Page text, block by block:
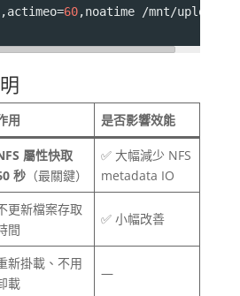
,actimeo=60,noatime /mnt/uploads
用 是否影響效能
屬性快取
秒（最關鍵）
✅ 大幅減少 NFS
metadata IO
更新檔案存取
間
✅ 小幅改善
新掛載、不用
載
—